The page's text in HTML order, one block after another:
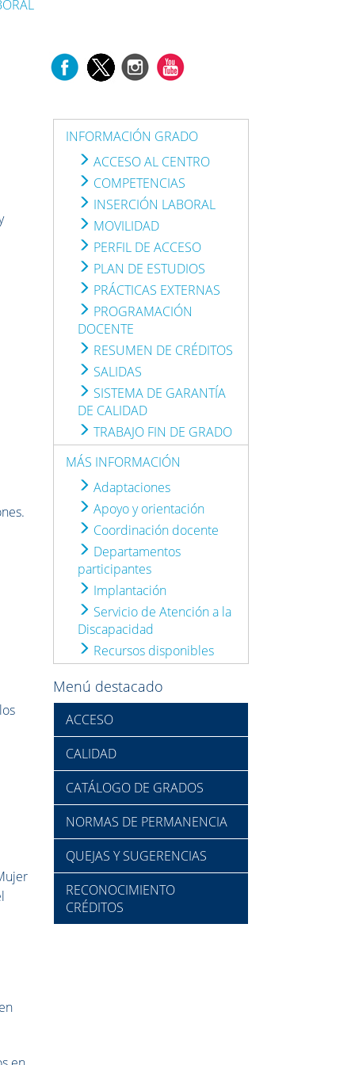
INFORMACIÓN GRADO
ACCESO AL CENTRO
COMPETENCIAS
INSERCIÓN LABORAL
MOVILIDAD
PERFIL DE ACCESO
PLAN DE ESTUDIOS
PRÁCTICAS EXTERNAS
PROGRAMACIÓN
DOCENTE
RESUMEN DE CRÉDITOS
SALIDAS
SISTEMA DE GARANTÍA
DE CALIDAD
TRABAJO FIN DE GRADO
MÁS INFORMACIÓN
Adaptaciones
Apoyo y orientación
Coordinación docente
Departamentos
participantes
Implantación
Servicio de Atención a la
Discapacidad
Recursos disponibles
Menú destacado
ACCESO
CALIDAD
CATÁLOGO DE GRADOS
NORMAS DE PERMANENCIA
QUEJAS Y SUGERENCIAS
RECONOCIMIENTO
CRÉDITOS